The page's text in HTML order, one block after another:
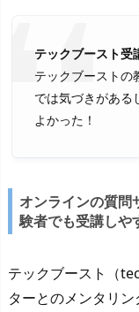
テックブースト受
テックブーストの
では気づきがある
よかった！
オンラインの質問
験者でも受講しや
テックブースト（
ターとのメンタリン